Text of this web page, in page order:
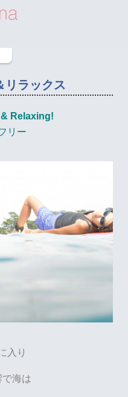
リラックス
Relaxing!
リー
入り
海は